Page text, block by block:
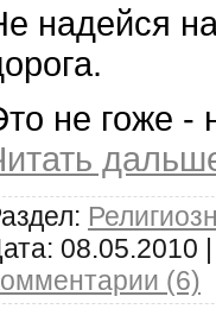
надейся
не гоже -
08.05.2010
(6)